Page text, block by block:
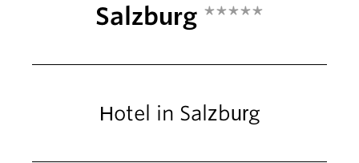
Salzburg *****
Hotel in Salzburg